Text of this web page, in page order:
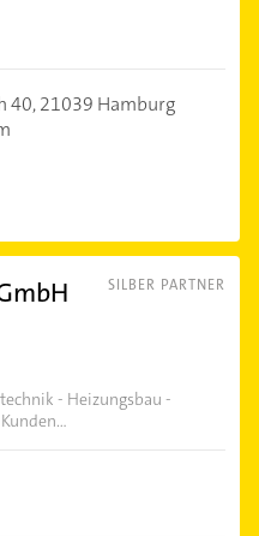
40,21039 Hamburg
SILBER PARTNER
- Heizungsbau -